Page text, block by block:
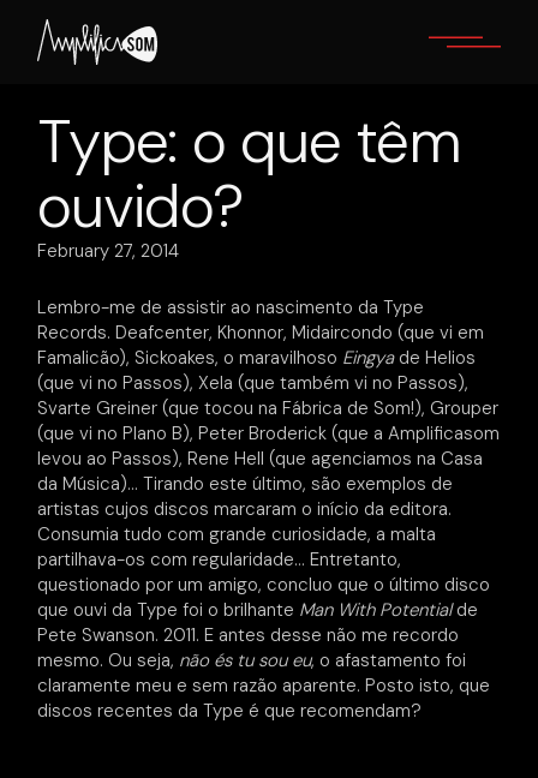
content
Type: o que têm
ouvido?
February 27, 2014
Lembro-me de assistir ao nascimento da Type
Records. Deafcenter, Khonnor, Midaircondo (que vi em
Famalicão), Sickoakes, o maravilhoso Eingyade Helios
(que vi no Passos), Xela (que também vi no Passos),
Svarte Greiner (que tocou na Fábrica de Som!), Grouper
(que vi no Plano B), Peter Broderick (que a Amplificasom
levou ao Passos), Rene Hell (que agenciamos na Casa
da Música)… Tirando este último, são exemplos de
artistas cujos discos marcaram o início da editora.
Consumia tudo com grande curiosidade, a malta
partilhava-os com regularidade… Entretanto,
questionado por um amigo, concluo que o último disco
que ouvi da Type foi o brilhante Man With Potentialde
Pete Swanson. 2011. E antes desse não me recordo
mesmo. Ou seja, não és tu sou eu, o afastamento foi
claramente meu e sem razão aparente. Posto isto, que
discos recentes da Type é que recomendam?